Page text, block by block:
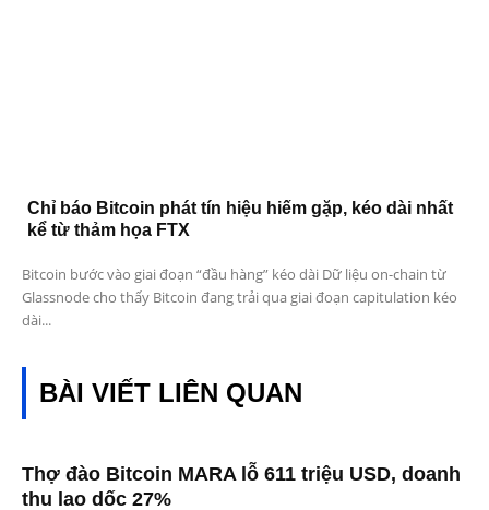
Chỉ báo Bitcoin phát tín hiệu hiếm gặp, kéo dài nhất
kể từ thảm họa FTX
Bitcoin bước vào giai đoạn “đầu hàng” kéo dài Dữ liệu on-chain từ
Glassnode cho thấy Bitcoin đang trải qua giai đoạn capitulation kéo
dài...
BÀI VIẾT LIÊN QUAN
Thợ đào Bitcoin MARA lỗ 611 triệu USD, doanh
thu lao dốc 27%